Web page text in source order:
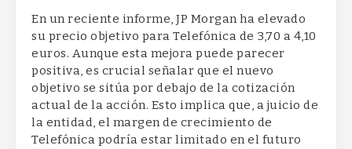
En un reciente informe, JP Morgan ha elevado
su precio objetivo para Telefónica de 3,70 a 4,10
euros. Aunque esta mejora puede parecer
positiva, es crucial señalar que el nuevo
objetivo se sitúa por debajo de la cotización
actual de la acción. Esto implica que, a juicio de
la entidad, el margen de crecimiento de
Telefónica podría estar limitado en el futuro